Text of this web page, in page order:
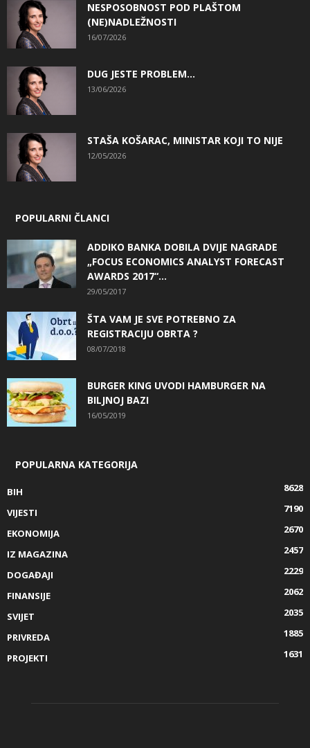
NESPOSOBNOST POD PLAŠTOM
(NE)NADLEŽNOSTI
16/07/2026
DUG JESTE PROBLEM…
13/06/2026
STAŠA KOŠARAC, MINISTAR KOJI TO NIJE
12/05/2026
POPULARNI ČLANCI
ADDIKO BANKA DOBILA DVIJE NAGRADE
„FOCUS ECONOMICS ANALYST FORECAST
AWARDS 2017“...
29/05/2017
ŠTA VAM JE SVE POTREBNO ZA
REGISTRACIJU OBRTA ?
08/07/2018
BURGER KING UVODI HAMBURGER NA
BILJNOJ BAZI
16/05/2019
POPULARNA KATEGORIJA
BIH
8628
VIJESTI
7190
EKONOMIJA
2670
IZ MAGAZINA
2457
DOGAĐAJI
2229
FINANSIJE
2062
SVIJET
2035
PRIVREDA
1885
PROJEKTI
1631